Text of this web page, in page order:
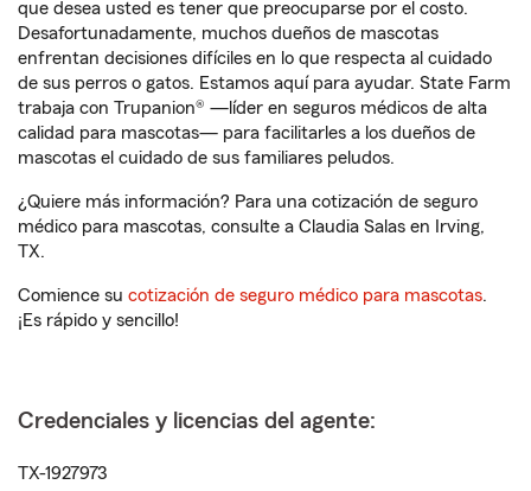
que desea usted es tener que preocuparse por el costo.
Desafortunadamente, muchos dueños de mascotas
enfrentan decisiones difíciles en lo que respecta al cuidado
de sus perros o gatos. Estamos aquí para ayudar. State Farm
trabaja con Trupanion® —líder en seguros médicos de alta
calidad para mascotas— para facilitarles a los dueños de
mascotas el cuidado de sus familiares peludos.
¿Quiere más información? Para una cotización de seguro
médico para mascotas, consulte a Claudia Salas en Irving,
TX.
Comience su cotización de seguro médico para mascotas.
¡Es rápido y sencillo!
Credenciales y licencias del agente:
TX-1927973